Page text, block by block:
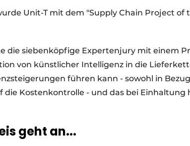
Unit-T mit dem "Supply Chain Project of
die siebenköpfige Expertenjury mit einem
von künstlicher Intelligenz in die
führen kann - sowohl in
die Kostenkontrolle - und das bei Einhaltung
geht an...